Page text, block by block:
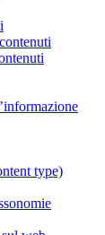
type)